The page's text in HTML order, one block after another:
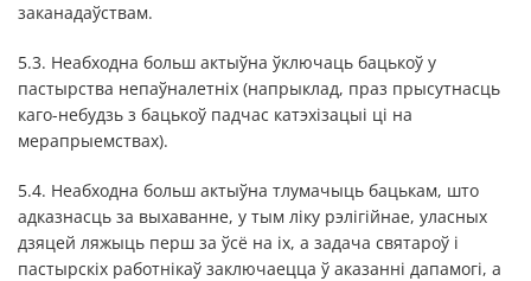
заканадаўствам.
5.3. Неабходна больш актыўна ўключаць бацькоў у
пастырства непаўналетніх (напрыклад, праз прысутнасць
каго-небудзь з бацькоў падчас катэхізацыі ці на
мерапрыемствах).
5.4. Неабходна больш актыўна тлумачыць бацькам, што
адказнасць за выхаванне, у тым ліку рэлігійнае, уласных
дзяцей ляжыць перш за ўсё на іх, а задача святароў і
пастырскіх работнікаў заключаецца ў аказанні дапамогі, а